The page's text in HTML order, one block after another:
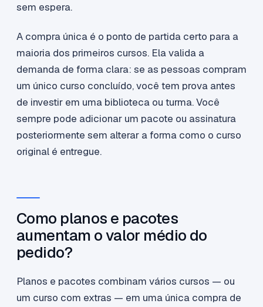
sem espera.
A compra única é o ponto de partida certo para a
maioria dos primeiros cursos. Ela valida a
demanda de forma clara: se as pessoas compram
um único curso concluído, você tem prova antes
de investir em uma biblioteca ou turma. Você
sempre pode adicionar um pacote ou assinatura
posteriormente sem alterar a forma como o curso
original é entregue.
Como planos e pacotes
aumentam o valor médio do
pedido?
Planos e pacotes combinam vários cursos — ou
um curso com extras — em uma única compra de